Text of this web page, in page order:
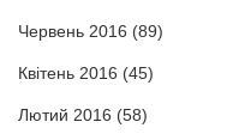
Червень 2016 (89)
Квітень 2016 (45)
Лютий 2016 (58)